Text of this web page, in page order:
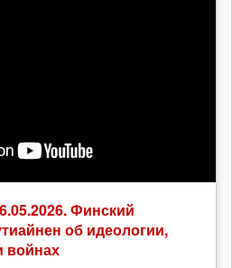
Финский
об идеологии,
войнах